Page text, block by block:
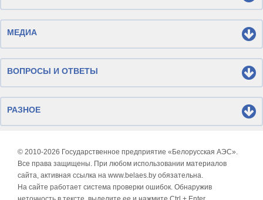
МЕДИА
ВОПРОСЫ И ОТВЕТЫ
РАЗНОЕ
© 2010-2026 Государственное предприятие «Белорусская АЭС».
Все права защищены. При любом использовании материалов
сайта, активная ссылка на www.belaes.by обязательна.
На сайте работает система проверки ошибок. Обнаружив